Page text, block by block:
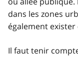
dans les zones
également
Il faut tenir